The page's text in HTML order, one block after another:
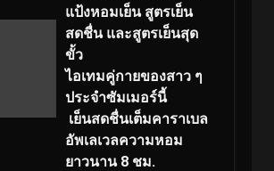
แป้งหอมเย็น สูตรเย็น
สดชื่น และสูตรเย็นสุด
ขั้ว
ไอเทมคู่กายของสาว ๆ
ประจำซัมเมอร์นี้
เย็นสดชื่นเต็มคาราเบล
อัพเลเวลความหอม
ยาวนาน 8 ชม.